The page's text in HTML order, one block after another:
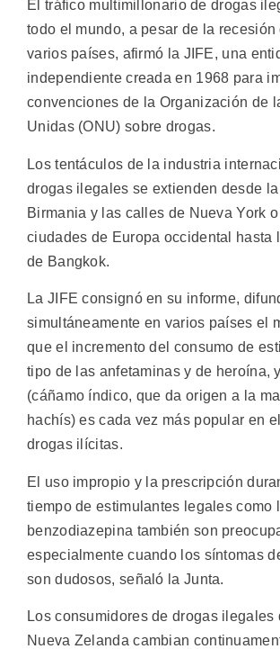
El tráfico multimillonario de drogas
todo el mundo, a pesar de la recesión
varios países, afirmó la JIFE, una
independiente creada en 1968 para
convenciones de la Organización de
Unidas (ONU) sobre drogas.
Los tentáculos de la industria
drogas ilegales se extienden desde
Birmania y las calles de Nueva York
ciudades de Europa occidental hasta
de Bangkok.
La JIFE consignó en su informe,
simultáneamente en varios países el
que el incremento del consumo de
tipo de las anfetaminas y de heroína,
(cáñamo índico, que da origen a la
hachís) es cada vez más popular en
drogas ilícitas.
El uso impropio y la prescripción
tiempo de estimulantes legales como
benzodiazepina también son
especialmente cuando los síntomas
son dudosos, señaló la Junta.
Los consumidores de drogas ilegales
Nueva Zelanda cambian